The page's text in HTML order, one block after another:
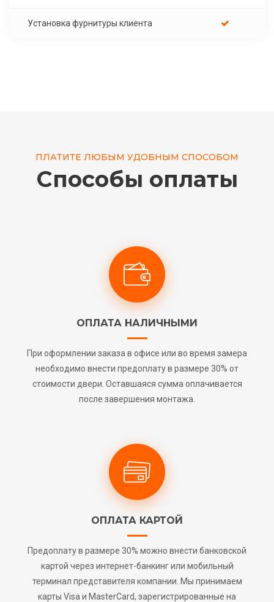
Установка фурнитуры клиента
ПЛАТИТЕ ЛЮБЫМ УДОБНЫМ СПОСОБОМ
Способы оплаты
ОПЛАТА НАЛИЧНЫМИ
При оформлении заказа в офисе или во время замера
необходимо внести предоплату в размере 30% от
стоимости двери. Оставшаяся сумма оплачивается
после завершения монтажа.
ОПЛАТА КАРТОЙ
Предоплату в размере 30% можно внести банковской
картой через интернет-банкинг или мобильный
терминал представителя компании. Мы принимаем
карты Visa и MasterCard, зарегистрированные на